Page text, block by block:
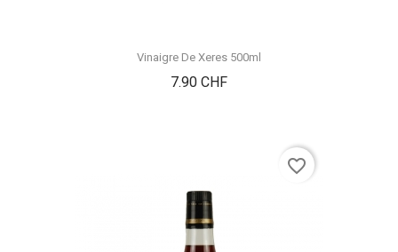
Vinaigre De Xeres 500ml
7.90 CHFPrix
favorite_border